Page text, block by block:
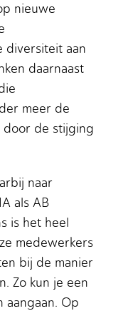
nieuwe
diversiteit aan
daarnaast
meer de
door de stijging
naar
als AB
is het heel
medewerkers
bij de manier
Zo kun je een
aangaan. Op